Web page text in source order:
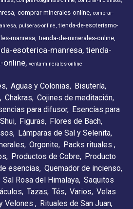
comprar-minerales-online comprar-
pulseras-online tienda-de-esoterismo-
manresa tienda-de-minerales-online
esoterica-manresa tienda-
online venta-minerales-online
Aguas y Colonias
Bisutería
Chakras Cojines de meditación
para difusor Esencias para
Figuras
Flores de Bach
Lámparas de Sal y Selenita
Orgonite Packs rituales
Productos de Cobre Producto
esencias Quemador de incienso
Sal Rosa del Himalaya Saquitos
Tazas Tés Varios Velas
Velones
Rituales de San Juan